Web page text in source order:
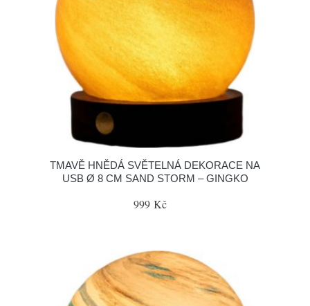
TMAVĚ HNĚDÁ SVĚTELNÁ DEKORACE NA
USB Ø 8 CM SAND STORM – GINGKO
999 Kč